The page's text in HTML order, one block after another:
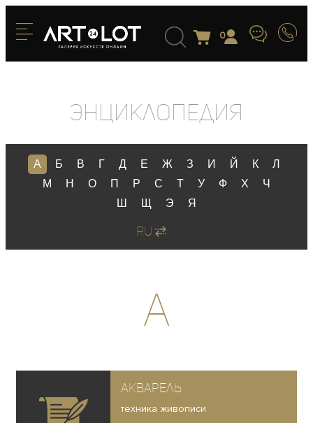
0
Энциклопедия
А Б В Г Д Е Ж З И Й К
Л
М
Н О П Р С Т У Ф Х
Ч
Ш
Щ Э Я
RU
А
Акварель
техника живописи